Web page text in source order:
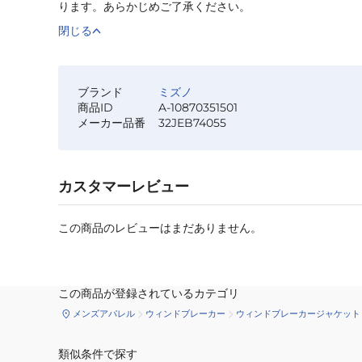
ります。あらかじめご了承ください。
閉じる
ブランド
ミズノ
商品ID
A-10870351501
メーカー品番
32JEB74055
カスタマーレビュー
この商品のレビューはまだありません。
この商品が登録されているカテゴリ
メンズアパレル ウィンドブレーカー ウィンドブレーカージャケット
類似条件で探す